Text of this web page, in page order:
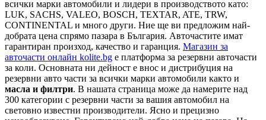
всички марки автомобили и лидери в производството като:
LUK, SACHS, VALEO, BOSCH, TEXTAR, ATE, TRW,
CONTINENTAL и много други. Ние ще ви предложим най-
добрата цена спрямо пазара в България. Авточастите имат
гарантиран произход, качество и гаранция. Магазин за
авточасти онлайн kolite.bg е платформа за резервни авточасти
за коли. Основната ни дейност е внос и дистрибуция на
резервни авто части за всички марки автомобили както и
масла и филтри. В нашата страница може да намерите над
300 категории с резервни части за вашия автомобил на
световно известни производители. Ясно и прецизно